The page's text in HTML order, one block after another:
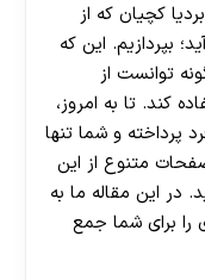
کچیان که از
بپردازیم. این که
توانست از
کند. تا به امروز،
پرداخته و شما تنها
متنوع از این
در این مقاله ما به
را برای شما جمع